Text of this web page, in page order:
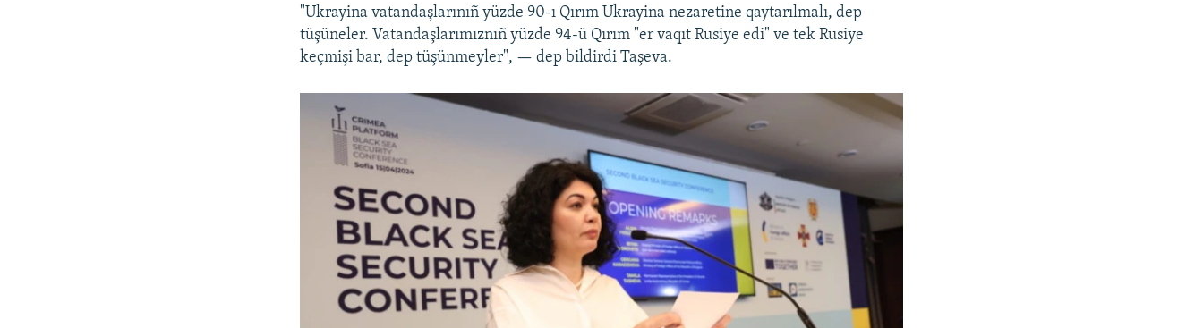
"Ukrayina vatandaşlarınıñ yüzde 90-ı Qırım Ukrayina nezaretine qaytarılmalı, dep
tüşüneler. Vatandaşlarımıznıñ yüzde 94-ü Qırım "er vaqıt Rusiye edi" ve tek Rusiye
keçmişi bar, dep tüşünmeyler", — dep bildirdi Taşeva.